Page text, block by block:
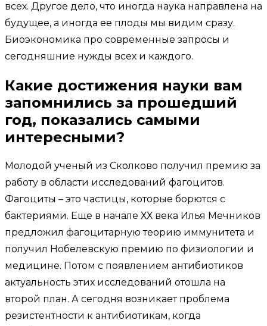
всех. Другое дело, что иногда наука направлена на
будущее, а иногда ее плоды мы видим сразу.
Биоэкономика про современные запросы и
сегодняшние нужды всех и каждого.
Какие достижения науки вам
запомнились за прошедший
год, показались самыми
интересными?
Молодой ученый из Сколково получил премию за
работу в области исследований фагоцитов.
Фагоциты – это частицы, которые борются с
бактериями. Еще в начале ХХ века Илья Мечников
предложил фагоцитарную теорию иммунитета и
получил Нобелевскую премию по физиологии и
медицине. Потом с появлением антибиотиков
актуальность этих исследований отошла на
второй план. А сегодня возникает проблема
резистентности к антибиотикам, когда